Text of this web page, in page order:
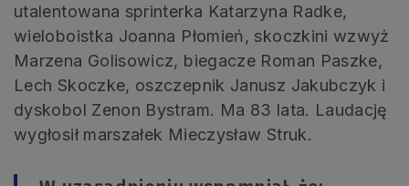
utalentowana sprinterka Katarzyna Radke,
wieloboistka Joanna Płomień, skoczkini wzwyż
Marzena Golisowicz, biegacze Roman Paszke,
Lech Skoczke, oszczepnik Janusz Jakubczyk i
dyskobol Zenon Bystram. Ma 83 lata. Laudację
wygłosił marszałek Mieczysław Struk.